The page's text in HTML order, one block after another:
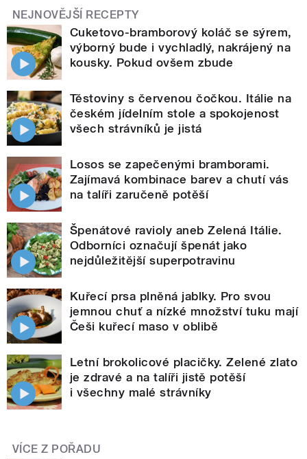
NEJNOVĚJŠÍ RECEPTY
Cuketovo-bramborový koláč se sýrem,
výborný bude i vychladlý, nakrájený na
kousky. Pokud ovšem zbude
Těstoviny s červenou čočkou. Itálie na
českém jídelním stole a spokojenost
všech strávníků je jistá
Losos se zapečenými bramborami.
Zajímavá kombinace barev a chutí vás
na talíři zaručeně potěší
Špenátové ravioly aneb Zelená Itálie.
Odborníci označují špenát jako
nejdůležitější superpotravinu
Kuřecí prsa plněná jablky. Pro svou
jemnou chuť a nízké množství tuku mají
Češi kuřecí maso v oblibě
Letní brokolicové placičky. Zelené zlato
je zdravé a na talíři jistě potěší
i všechny malé strávníky
VÍCE Z POŘADU